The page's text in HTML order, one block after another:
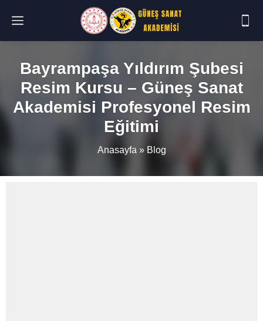
Bayrampaşa Yıldırım Şubesi
Resim Kursu – Güneş Sanat
Akademisi Profesyonel Resim
Eğitimi
Anasayfa » Blog